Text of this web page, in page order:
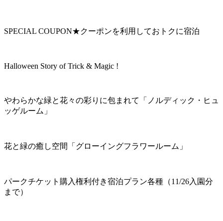
SPECIAL COUPON★クーポンを利用しておトクに宿泊
Halloween Story of Trick & Magic !
やわらかな緑と花々の彩りに包まれて「ノルディック・ヒュ
ッゲルーム」
花と緑の癒し空間「グローイングフラワールーム」
パークチケット購入権利付き宿泊プラン各種（11/26入園分
まで）